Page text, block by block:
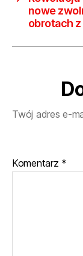
nowe
obrotach
Twój adres e-
Komentarz *